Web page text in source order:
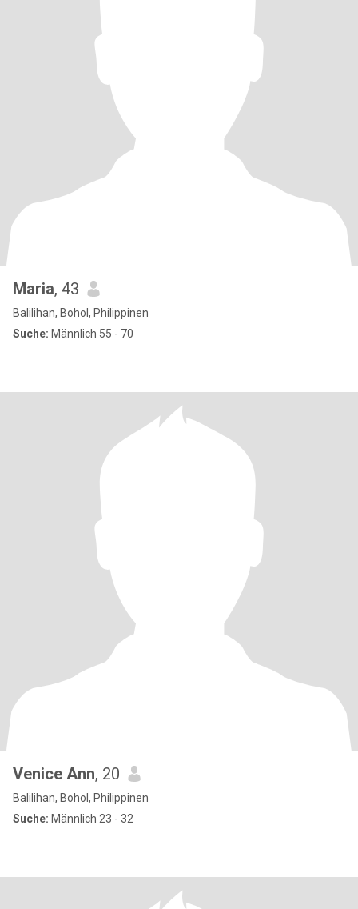
Maria, 43
Balilihan, Bohol, Philippinen
Suche: Männlich 55 - 70
Venice Ann, 20
Balilihan, Bohol, Philippinen
Suche: Männlich 23 - 32